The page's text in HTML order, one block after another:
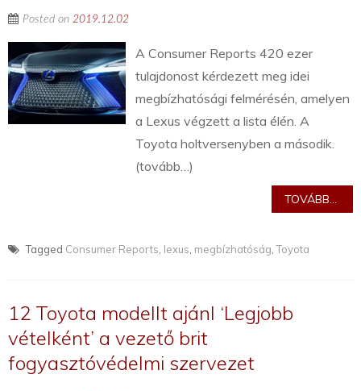
Posted on 2019.12.02
A Consumer Reports 420 ezer
tulajdonost kérdezett meg idei
megbízhatósági felmérésén, amelyen
a Lexus végzett a lista élén. A
Toyota holtversenyben a második.
(tovább…)
TOVÁBB...
Tagged Consumer Reports lexus megbízhatóság ,Toyota
12 Toyota modellt ajánl ‘Legjobb
vételként’ a vezető brit
fogyasztóvédelmi szervezet